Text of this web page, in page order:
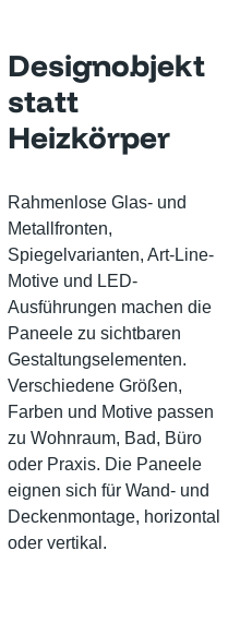
Designobjekt
statt
Heizkörper
Rahmenlose Glas- und
Metallfronten,
Spiegelvarianten, Art-Line-
Motive und LED-
Ausführungen machen die
Paneele zu sichtbaren
Gestaltungselementen.
Verschiedene Größen,
Farben und Motive passen
zu Wohnraum, Bad, Büro
oder Praxis. Die Paneele
eignen sich für Wand- und
Deckenmontage, horizontal
oder vertikal.